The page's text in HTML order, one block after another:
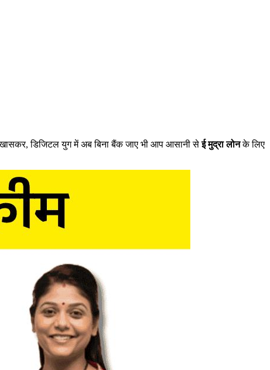
डिजिटल युग में अब बिना बैंक जाए भी आप आसानी सेई मुद्रा लोनके लिए